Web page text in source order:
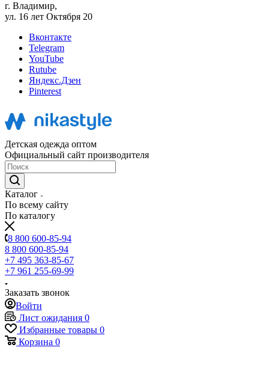
г. Владимир,
ул. 16 лет Октября 20
Вконтакте
Telegram
YouTube
Rutube
Яндекс.Дзен
Pinterest
Детская одежда оптом
Официальный сайт производителя
Каталог
По всему сайту
По каталогу
8 800 600-85-94
8 800 600-85-94
+7 495 363-85-67
+7 961 255-69-99
Заказать звонок
Войти
Лист ожидания 0
Избранные товары 0
Корзина 0